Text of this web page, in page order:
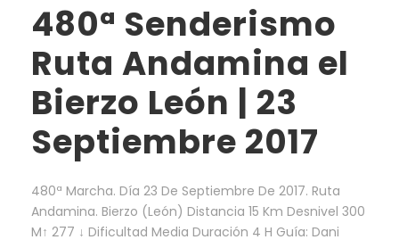
480ª Senderismo
Ruta Andamina el
Bierzo León | 23
Septiembre 2017
480ª Marcha. Día 23 De Septiembre De 2017. Ruta
Andamina. Bierzo (León) Distancia 15 Km Desnivel 300
M↑ 277 ↓ Dificultad Media Duración 4 H Guía: Dani